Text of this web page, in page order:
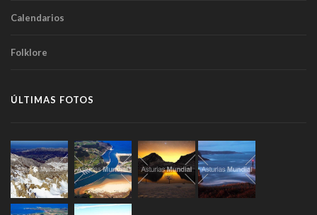
Calendarios
Folklore
ÚLTIMAS FOTOS